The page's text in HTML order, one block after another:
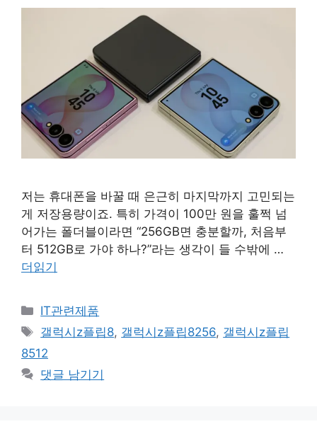
저는 휴대폰을 바꿀 때 은근히 마지막까지 고민되는
게 저장용량이죠. 특히 가격이 100만 원을 훌쩍 넘
어가는 폴더블이라면 “256GB면 충분할까, 처음부
터 512GB로 가야 하나?”라는 생각이 들 수밖에 …
더읽기
카
테
리
IT관련제품
태
그
갤럭시z플립8, 갤럭시z플립8256, 갤럭시z플립
8512
댓글 남기기